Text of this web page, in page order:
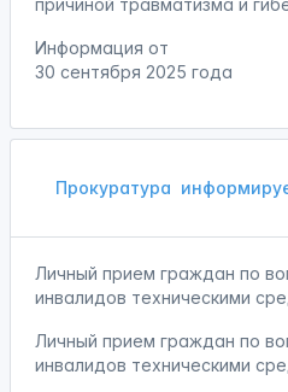
причиной травматизма и
Информация от
30 сентября 2025 года
Прокуратура
Личный прием граждан по
инвалидов техническими
Личный прием граждан по
инвалидов техническими